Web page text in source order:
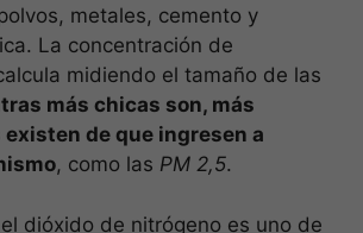
metales, cemento y
La concentración de
midiendo el tamaño de las
más chicas son, más
de que ingresen a
, como las PM 2,5.
dióxido de nitrógeno es uno de